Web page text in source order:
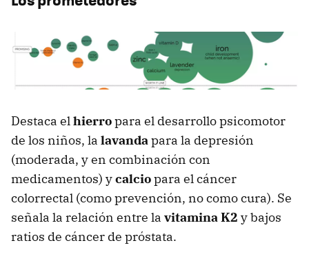
Destaca elhierropara el desarrollo psicomotor
de los niños, la lavandapara la depresión
(moderada, y en combinación con
medicamentos) ycalciopara el cáncer
colorrectal (como prevención, no como cura). Se
señala la relación entre la vitamina K2 y bajos
ratios de cáncer de próstata.